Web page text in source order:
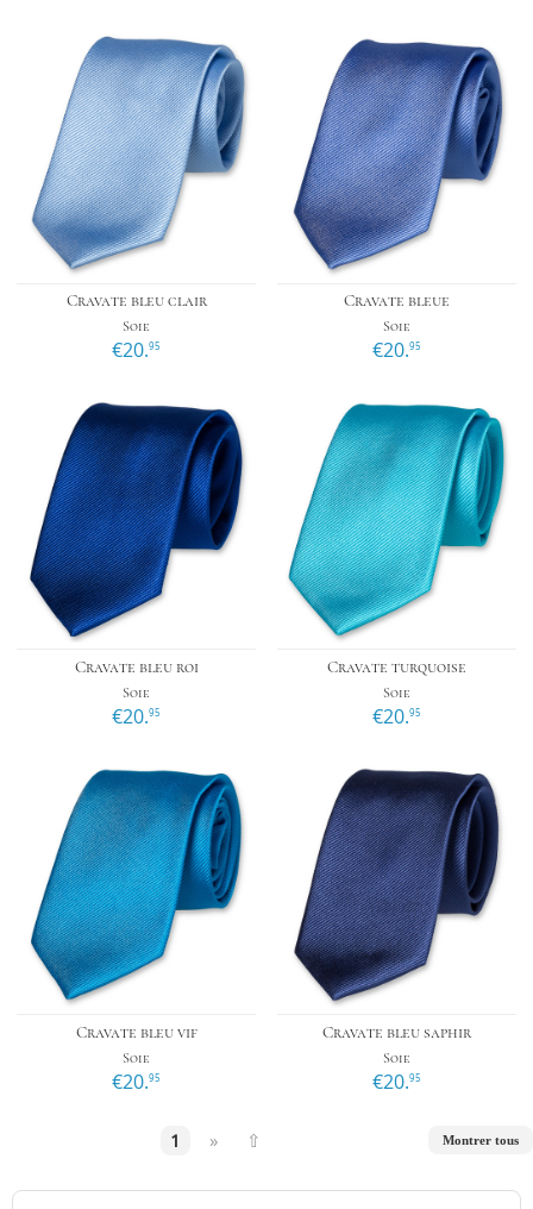
Cravate bleu clair
Soie
€20.95
Cravate bleue
Soie
€20.95
Cravate bleu roi
Soie
€20.95
Cravate turquoise
Soie
€20.95
Cravate bleu vif
Soie
€20.95
Cravate bleu saphir
Soie
€20.95
1 » ⇧ Montrer tous